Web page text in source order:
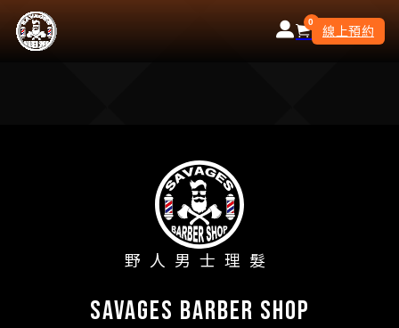
0
線上預約
野人男士理髮
savages barber shop